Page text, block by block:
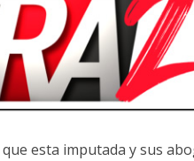
esta imputada y sus